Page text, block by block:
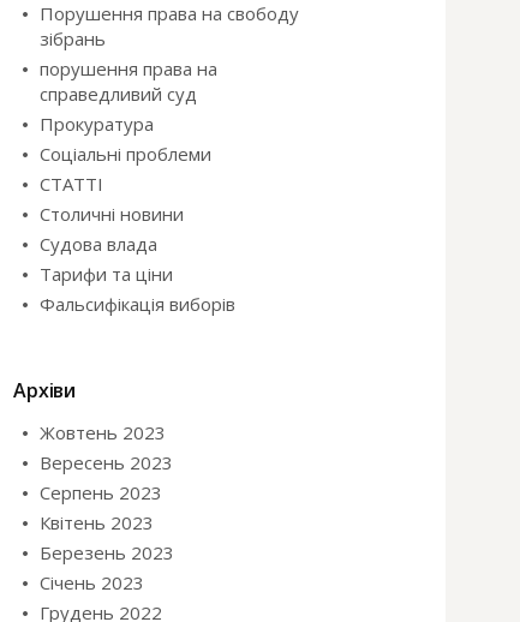
Порушення права на свободу
зібрань
порушення права на
справедливий суд
Прокуратура
Соціальні проблеми
СТАТТІ
Столичні новини
Судова влада
Тарифи та ціни
Фальсифікація виборів
Архіви
Жовтень 2023
Вересень 2023
Серпень 2023
Квітень 2023
Березень 2023
Січень 2023
Грудень 2022